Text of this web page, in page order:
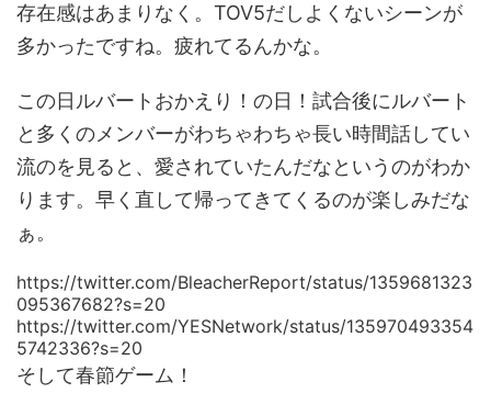
存在感はあまりなく。TOV5だしよくないシーンが
多かったですね。疲れてるんかな。
この日ルバートおかえり！の日！試合後にルバート
と多くのメンバーがわちゃわちゃ長い時間話してい
流のを見ると、愛されていたんだなというのがわか
ります。早く直して帰ってきてくるのが楽しみだな
ぁ。
https://twitter.com/BleacherReport/status/1359681323
095367682?s=20
https://twitter.com/YESNetwork/status/135970493354
5742336?s=20
そして春節ゲーム！